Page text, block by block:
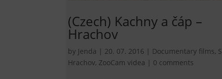
(Czech) Kachny a čáp –
Hrachov
by Jenda | 20. 07. 2016 | Documentary films,
Hrachov, ZooCam videa | 0 comments